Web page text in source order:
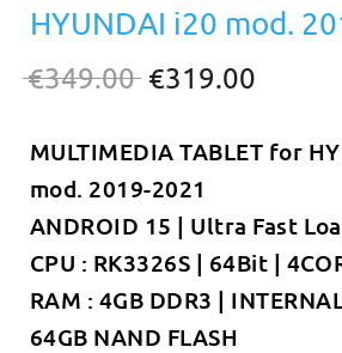
HYUNDAI i20 mod.
€349.00 Original
was:
€349.00.
€319.00
τιμή
MULTIMEDIA TABLET for
mod. 2019-2021
ANDROID 15 | Ultra Fast
CPU : RK3326S | 64Bit |
RAM : 4GB DDR3 |
64GB NAND FLASH